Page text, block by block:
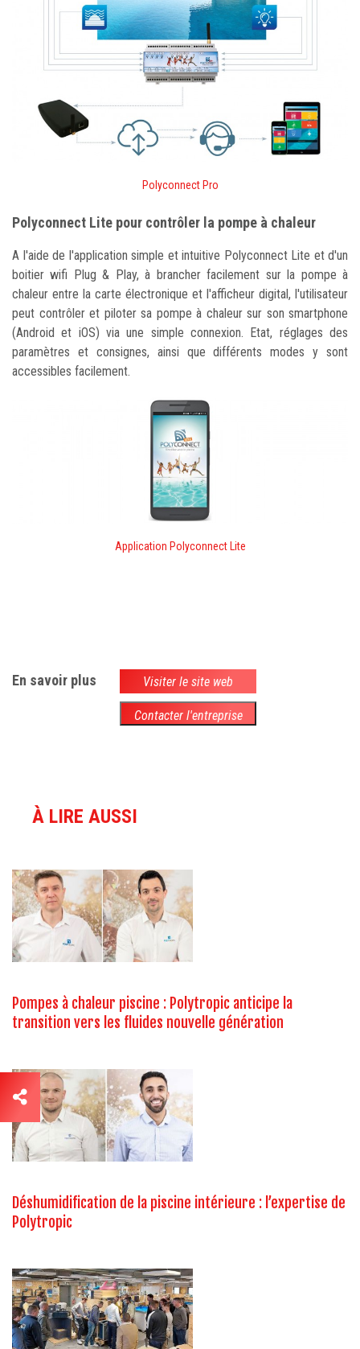
Polyconnect Pro
Polyconnect Lite pour contrôler la pompe à chaleur
A l'aide de l'application simple et intuitive Polyconnect Lite et d'un
boitier wifi Plug & Play, à brancher facilement sur la pompe à
chaleur entre la carte électronique et l'afficheur digital, l'utilisateur
peut contrôler et piloter sa pompe à chaleur sur son smartphone
(Android et iOS) via une simple connexion. Etat, réglages des
paramètres et consignes, ainsi que différents modes y sont
accessibles facilement.
Application Polyconnect Lite
En savoir plus Visiter le site web
Contacter l'entreprise
À LIRE AUSSI
Pompes à chaleur piscine : Polytropic anticipe la
transition vers les fluides nouvelle génération
Déshumidification de la piscine intérieure : l’expertise de
Polytropic